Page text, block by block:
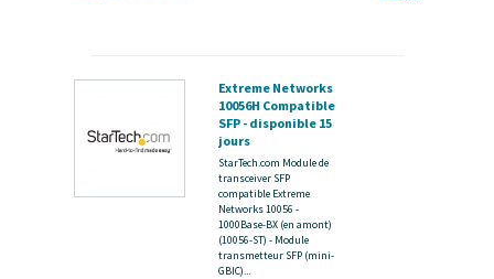
Extreme Networks
10056H Compatible
SFP - disponible 15
jours
StarTech.com Module de
transceiver SFP
compatible Extreme
Networks 10056 -
1000Base-BX (en amont)
(10056-ST) - Module
transmetteur SFP (mini-
GBIC)...